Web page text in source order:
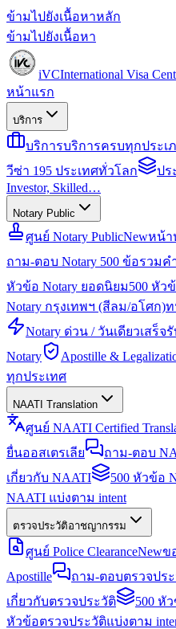
ข้ามไปยังเนื้อหาหลัก
ข้ามไปยังเนื้อหา
iVCInternational Visa
หน้าแรก
บริการ
บริการบริการครบทุกประเ
วีซ่า 195 ประเทศทั่วโลก
ปร
Investor, Skilled…
Notary Public
ศูนย์ Notary PublicNewหน้า
ถาม-ตอบ Notary 500 ข้อรวมค
หัวข้อ Notary ยอดนิยม500 หัว
Notary กรุงเทพฯ (สีลม/อโศก)ท
Notary ด่วน / วันเดียวเสร็จ
Notary
Apostille &
ทุกประเทศ
NAATI Translation
ศูนย์ NAATI Certified
ยื่นออสเตรเลีย
ถาม-ตอบ
เกี่ยวกับ NAATI
500 หัวข้อ
NAATI แบ่งตาม intent
ตรวจประวัติอาชญากรรม
ศูนย์ Police ClearanceNewข
Apostille
ถาม-ตอบตรวจปร
เกี่ยวกับตรวจประวัติ
500 หั
หัวข้อตรวจประวัติแบ่งตาม